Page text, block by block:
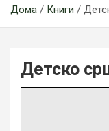
Дома Книги
Детско